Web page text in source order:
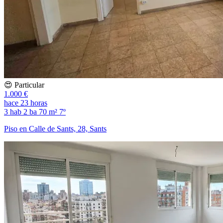
😍 Particular
1.000 €
hace 23 horas
3 hab 2 ba 70 m² 7º
Piso en Calle de Sants, 28, Sants